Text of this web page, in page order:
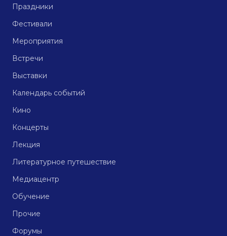
Праздники
Фестивали
Мероприятия
Встречи
Выставки
Календарь событий
Кино
Концерты
Лекция
Литературное путешествие
Медиацентр
Обучение
Прочие
Форумы